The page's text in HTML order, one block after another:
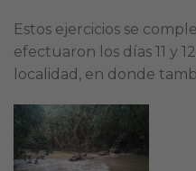
Estos ejercicios se
efectuaron los días 11 y
localidad, en donde